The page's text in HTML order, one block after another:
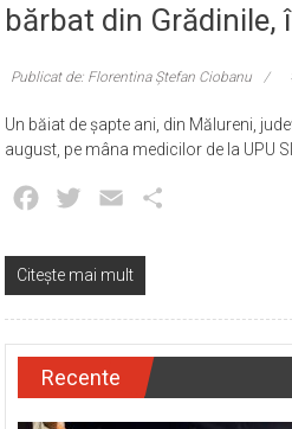
bărbat din Grădinile,
Publicat de: Florentina Ștefan Ciobanu
Un băiat de șapte ani, din Mălureni,
august, pe mâna medicilor de la UPU
Facebook
Twitter Email
Citește mai mult
Recente